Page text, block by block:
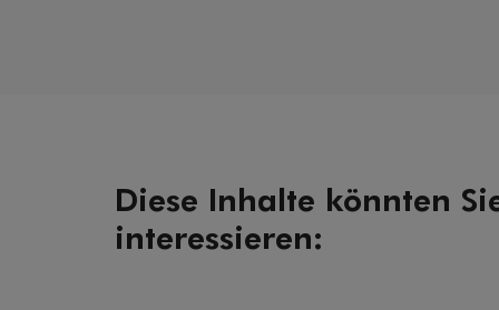
Diese Inhalte könnten
interessieren: